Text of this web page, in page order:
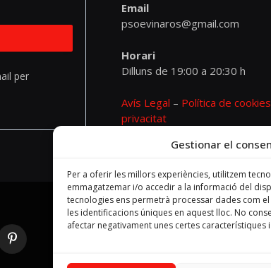
Gestionar el
Per a oferir les millors experiències, utilitzem
emmagatzemar i/o accedir a la informació del
tecnologies ens permetrà processar dades com
les identificacions úniques en aquest lloc. No
afectar negativament unes certes característiques
per
Email
psoevinaros@gmail.com
Horari
Dilluns de 19:00 a 20:30 h
Avís Legal – Política de cookies
privacitat
Pinterest